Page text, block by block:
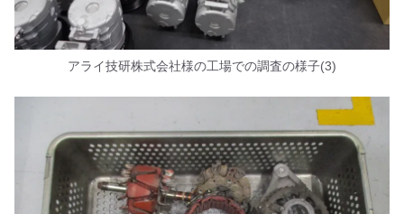
アライ技研株式会社様の工場での調査の様子(3)